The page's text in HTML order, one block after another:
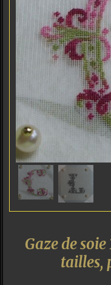
Gaze de
tailles,